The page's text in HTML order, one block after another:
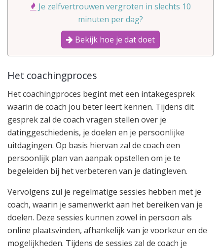
Je zelfvertrouwen vergroten in slechts 10
minuten per dag?
Bekijk hoe je dat doet
Het coachingproces
Het coachingproces begint met een intakegesprek
waarin de coach jou beter leert kennen. Tijdens dit
gesprek zal de coach vragen stellen over je
datinggeschiedenis, je doelen en je persoonlijke
uitdagingen. Op basis hiervan zal de coach een
persoonlijk plan van aanpak opstellen om je te
begeleiden bij het verbeteren van je datingleven.
Vervolgens zul je regelmatige sessies hebben met je
coach, waarin je samenwerkt aan het bereiken van je
doelen. Deze sessies kunnen zowel in persoon als
online plaatsvinden, afhankelijk van je voorkeur en de
mogelijkheden. Tijdens de sessies zal de coach je